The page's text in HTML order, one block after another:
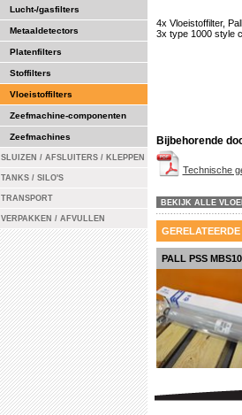
Lucht-/gasfilters
Metaaldetectors
Platenfilters
Stoffilters
Vloeistoffilters
Zeefmachine-componenten
Zeefmachines
SLUIZEN / AFSLUITERS / KLEPPEN
TANKS / SILO'S
TRANSPORT
VERPAKKEN / AFVULLEN
4x Vloeistoffilter,
3x type 1000 style
Bijbehorende
Technische
BEKIJK ALLE
PALL PSS